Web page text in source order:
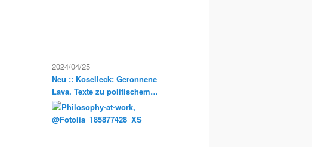
2024/04/25
Neu :: Koselleck: Geronnene
Lava. Texte zu politischem
Totenkult und Erinnerung